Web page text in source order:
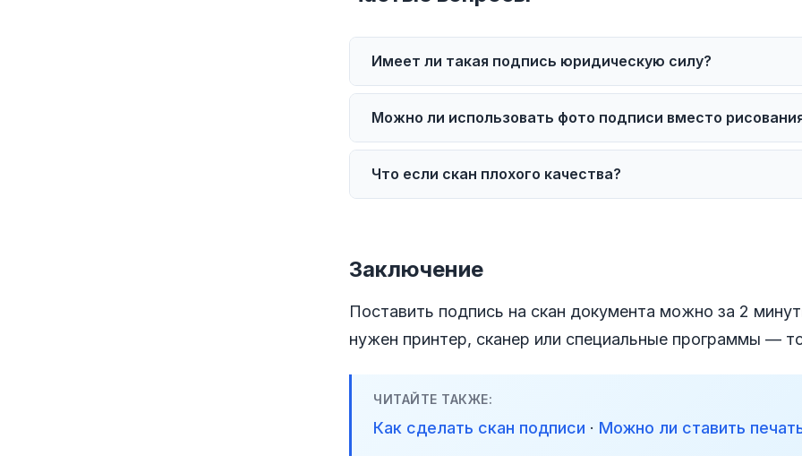
Имеет ли такая подпись юридическую силу?
Да, согласно 63-ФЗ простая электронная подпись
собственноручной при наличии соглашения сторон.
документов этого достаточно.
Можно ли использовать фото подписи вместо
Да, можно сфотографировать подпись на белой
фон. Для лучшего качества используйте хорошее
Что если скан плохого качества?
же.
Заключение
Поставить подпись на скан документа можно за 2
нужен принтер, сканер или специальные программы —
ЧИТАЙТЕ ТАКЖЕ:
Как сделать скан подписи · Можно ли ставить